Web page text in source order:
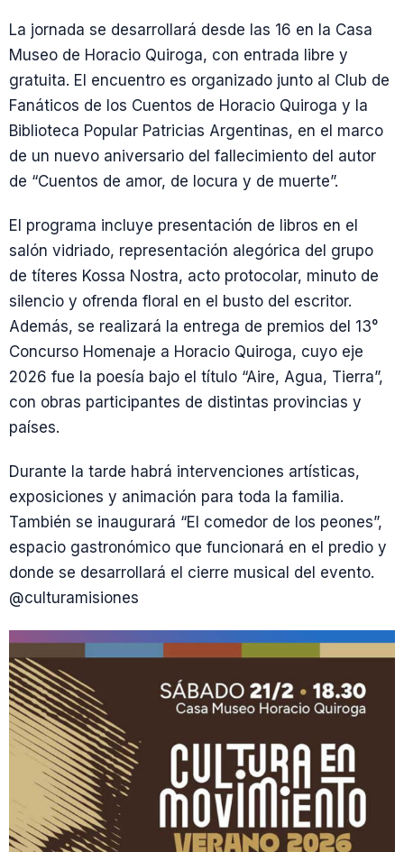
La jornada se desarrollará desde las 16 en la Casa
Museo de Horacio Quiroga, con entrada libre y
gratuita. El encuentro es organizado junto al Club de
Fanáticos de los Cuentos de Horacio Quiroga y la
Biblioteca Popular Patricias Argentinas, en el marco
de un nuevo aniversario del fallecimiento del autor
de “Cuentos de amor, de locura y de muerte”.
El programa incluye presentación de libros en el
salón vidriado, representación alegórica del grupo
de títeres Kossa Nostra, acto protocolar, minuto de
silencio y ofrenda floral en el busto del escritor.
Además, se realizará la entrega de premios del 13°
Concurso Homenaje a Horacio Quiroga, cuyo eje
2026 fue la poesía bajo el título “Aire, Agua, Tierra”,
con obras participantes de distintas provincias y
países.
Durante la tarde habrá intervenciones artísticas,
exposiciones y animación para toda la familia.
También se inaugurará “El comedor de los peones”,
espacio gastronómico que funcionará en el predio y
donde se desarrollará el cierre musical del evento.
@culturamisiones